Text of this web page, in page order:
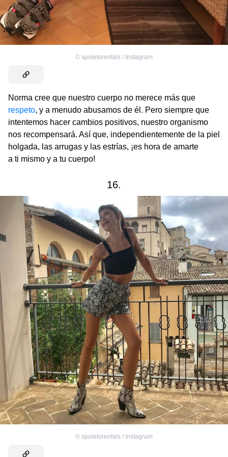
© spoletorentals / Instagram
Norma cree que nuestro cuerpo no merece más que
respeto, y a menudo abusamos de él. Pero siempre que
intentemos hacer cambios positivos, nuestro organismo
nos recompensará. Así que, independientemente de la piel
holgada, las arrugas y las estrías, ¡es hora de amarte
a ti mismo y a tu cuerpo!
16.
© spoletorentals / Instagram